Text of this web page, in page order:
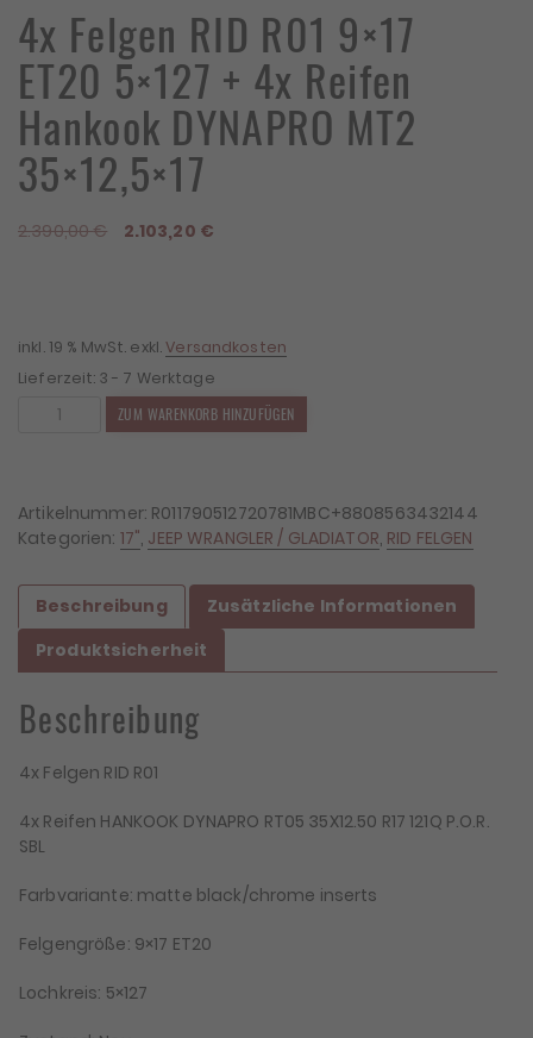
4x Felgen RID R01 9×17
ET20 5×127 + 4x Reifen
Hankook DYNAPRO MT2
35×12,5×17
2.390,00€
Ursprünglicher
2.103,20 €Aktueller
inkl. 19 % MwSt. exkl.Versandkosten
Lieferzeit: 3 - 7 Werktage
9x17
ET20
+
4x
Reifen
Hankook
MT2
35x12,5x17
ZUM WARENKORB HINZUFÜGEN
Artikelnummer: R011790512720781MBC+8808563432144
Kategorien: 17", JEEP WRANGLER / GLADIATOR, RID FELGEN
Beschreibung
Zusätzliche Informationen
Produktsicherheit
Beschreibung
4x Felgen RID R01
4x Reifen HANKOOK DYNAPRO RT05 35X12.50 R17 121Q P.O.R.
SBL
Farbvariante: matte black/chrome inserts
Felgengröße: 9×17 ET20
Lochkreis: 5×127